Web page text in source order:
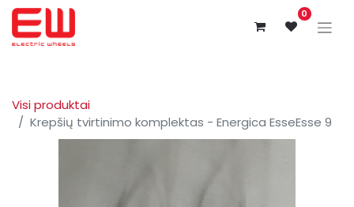
0
Visi produktai
Krepšių tvirtinimo komplektas - Energica EsseEsse 9